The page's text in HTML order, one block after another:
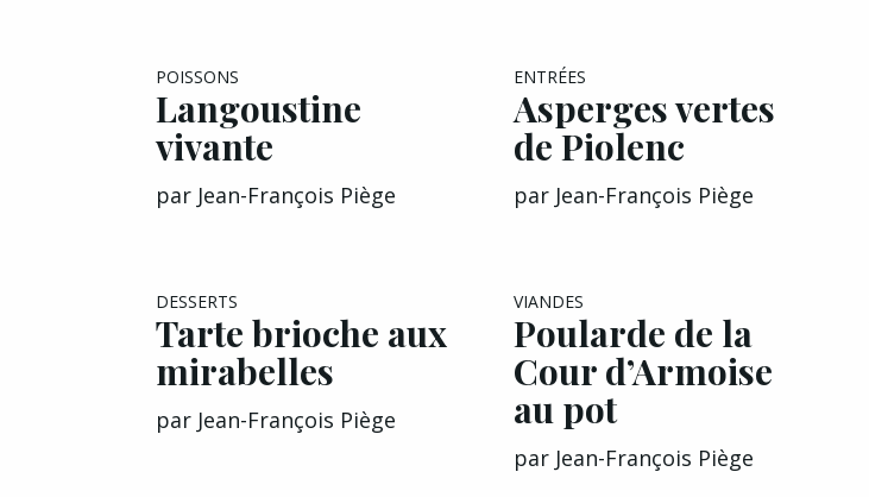
POISSONS
Langoustine
vivante
par Jean-François Piège
ENTRÉES
Asperges vertes
de Piolenc
par Jean-François Piège
DESSERTS
Tarte brioche aux
mirabelles
par Jean-François Piège
VIANDES
Poularde de la
Cour d’Armoise
au pot
par Jean-François Piège